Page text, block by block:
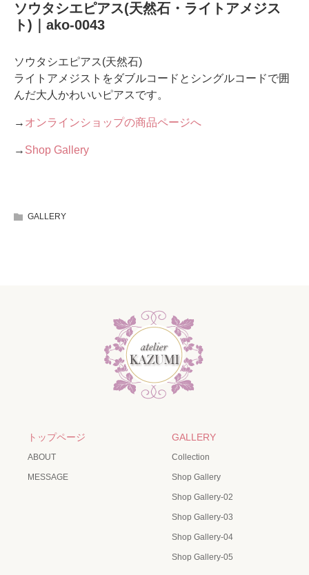
ソウタシエピアス(天然石・ライトアメジス
ト)｜ako-0043
ソウタシエピアス(天然石)
ライトアメジストをダブルコードとシングルコードで囲
んだ大人かわいいピアスです。
→ オンラインショップの商品ページへ
→ Shop Gallery
GALLERY
トップページ
ABOUT
MESSAGE
GALLERY
Collection
Shop Gallery
Shop Gallery-02
Shop Gallery-03
Shop Gallery-04
Shop Gallery-05